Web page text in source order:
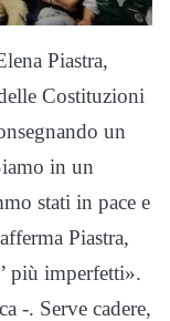
Piastra,
Costituzioni
un
in un
stati in pace e
Piastra,
più imperfetti».
-. Serve cadere,